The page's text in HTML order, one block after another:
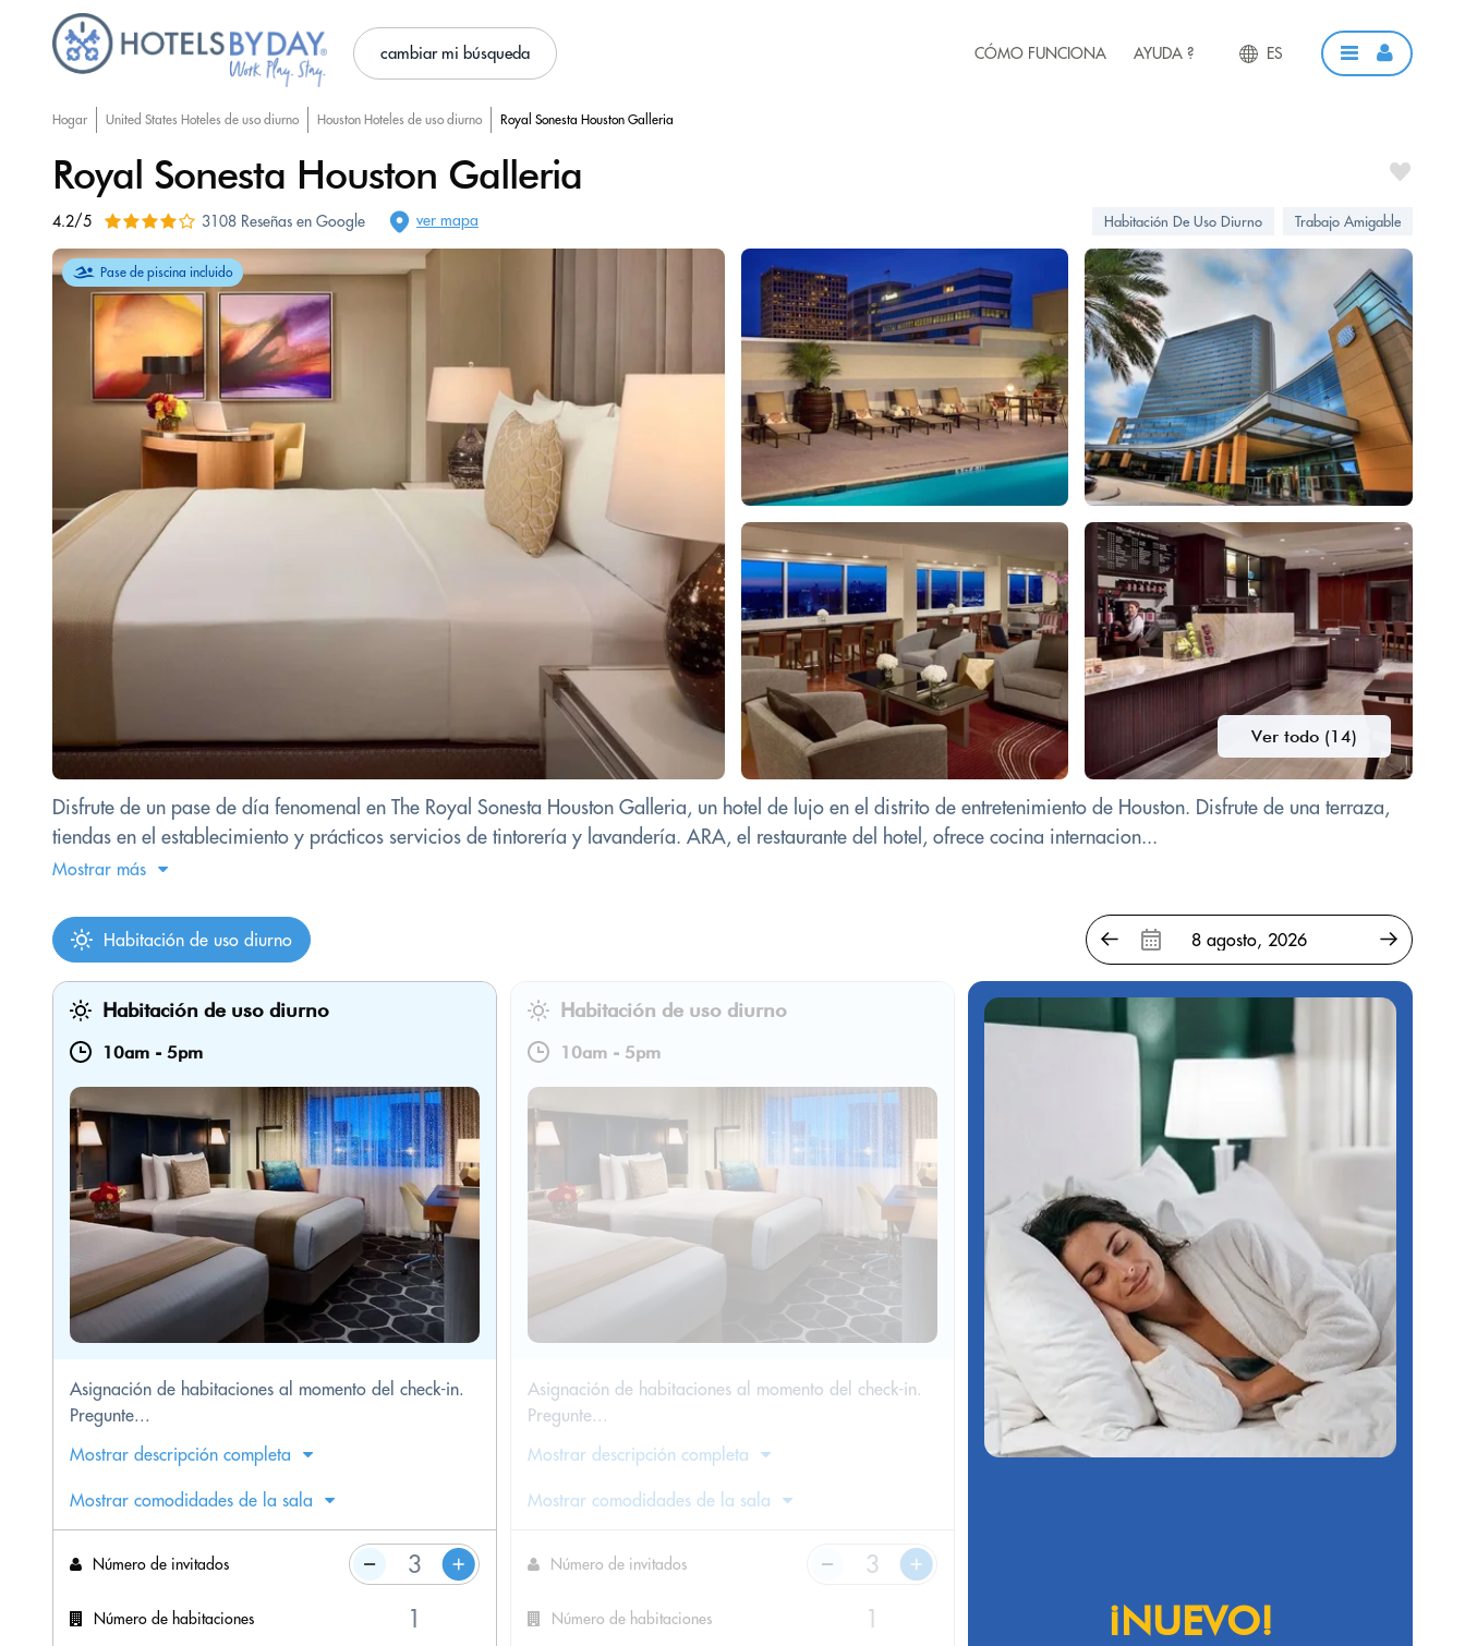
cambiar mi búsqueda CÓMO FUNCIONA AYUDA ? ES
Hogar United States Hoteles de uso diurno Houston Hoteles de uso diurno Royal Sonesta Houston Galleria
Royal Sonesta Houston Galleria
4.2/5 3108 Reseñas en Google ver mapa Habitación De Uso Diurno Trabajo Amigable
Ver todo (14)
Pase de piscina incluido
Disfrute de un pase de día fenomenal en The Royal Sonesta Houston Galleria, un hotel de lujo en el distrito de entretenimiento de Houston. Disfrute de una terraza,
tiendas en el establecimiento y prácticos servicios de tintorería y lavandería. ARA, el restaurante del hotel, ofrece cocina internacion...
Mostrar más
Habitación de uso diurno
Habitación de uso diurno
10am - 5pm
Asignación de habitaciones al momento del check-in.
Pregunte...
Mostrar descripción completa
Mostrar comodidades de la sala
Número de invitados
Número de habitaciones
Habitación de uso diurno
10am - 5pm
Asignación de habitaciones al momento del check-in.
Pregunte...
Mostrar descripción completa
Mostrar comodidades de la sala
Número de invitados
Número de habitaciones ¡NUEVO!